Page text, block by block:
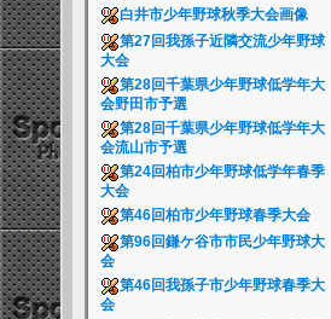
白井市少年野球秋季大会画像
第27回我孫子近隣交流少年野球
大会
第28回千葉県少年野球低学年大
会野田市予選
第28回千葉県少年野球低学年大
会流山市予選
第24回柏市少年野球低学年春季
大会
第46回柏市少年野球春季大会
第96回鎌ケ谷市市民少年野球大
会
第46回我孫子市少年野球春季大
会